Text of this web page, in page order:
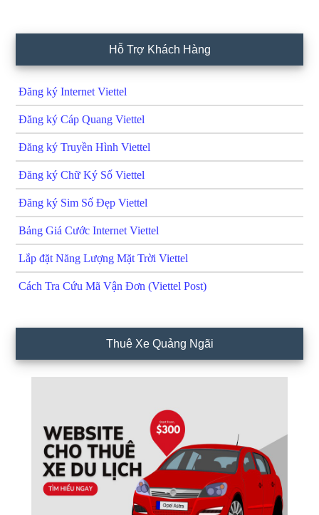
Hỗ Trợ Khách Hàng
Đăng ký Internet Viettel
Đăng ký Cáp Quang Viettel
Đăng ký Truyền Hình Viettel
Đăng ký Chữ Ký Số Viettel
Đăng ký Sim Số Đẹp Viettel
Bảng Giá Cước Internet Viettel
Lắp đặt Năng Lượng Mặt Trời Viettel
Cách Tra Cứu Mã Vận Đơn (Viettel Post)
Thuê Xe Quảng Ngãi